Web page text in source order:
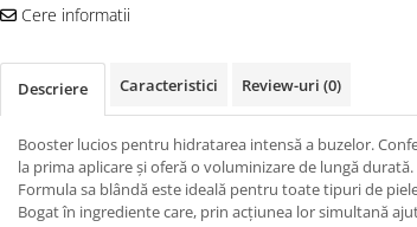
Cere informatii
Descriere Caracteristici Review-uri (0)
Booster lucios pentru hidratarea intensă a buzelor.
la prima aplicare și oferă o voluminizare de lungă durată.
Formula sa blândă este ideală pentru toate tipuri de
Bogat în ingrediente care, prin acțiunea lor simultană